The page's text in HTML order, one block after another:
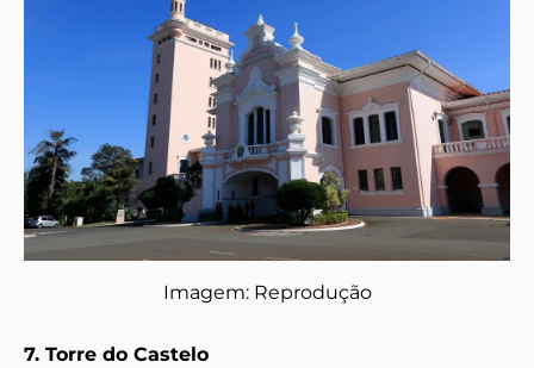
Imagem: Reprodução
7. Torre do Castelo